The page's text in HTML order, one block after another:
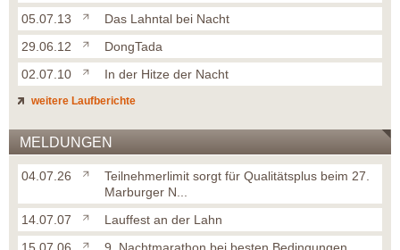
05.07.13
Das Lahntal bei Nacht
29.06.12
DongTada
02.07.10
In der Hitze der Nacht
weitere Laufberichte
MELDUNGEN
04.07.26
Teilnehmerlimit sorgt für Qualitätsplus beim 27.
Marburger N...
14.07.07
Lauffest an der Lahn